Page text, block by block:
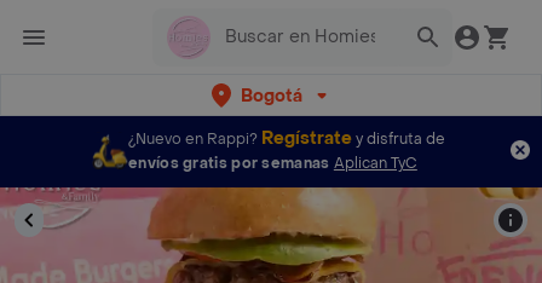
Bogotá
¿Nuevo en Rappi? Regístratey disfruta de
envíos gratis por semanas Aplican TyC